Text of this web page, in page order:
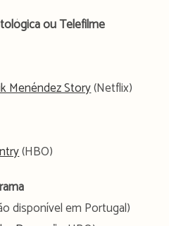
ou Telefilme
Menéndez Story(Netflix)
(HBO)
disponível em Portugal)